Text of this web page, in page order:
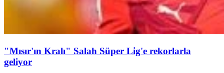
"Mısır'ın Kralı" Salah Süper Lig'e rekorlarla
geliyor